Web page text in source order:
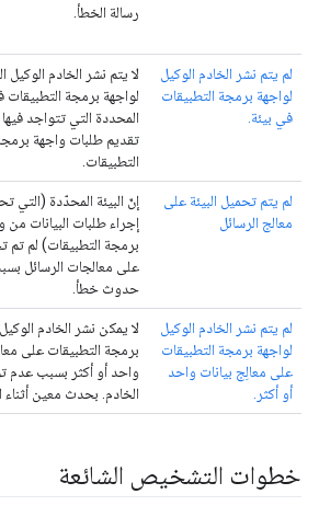
رسالة الخطأ.
لم يتم نشر الخادم الوكيل
لواجهة برمجة التطبيقات
في بيئة.
لا يتم نشر الخادم الوكيل
لواجهة برمجة التطبيقات
المحددة التي تتواجد
تقديم طلبات واجهة
التطبيقات.
لم يتم تحميل البيئة على
معالج الرسائل
إنّ البيئة المحدّدة (التي
إجراء طلبات البيانات من
برمجة التطبيقات) لم تم
على معالجات الرسائل
حدوث خطأ.
لم يتم نشر الخادم الوكيل
لواجهة برمجة التطبيقات
على معالِج بيانات واحد
أو أكثر.
لا يمكن نشر الخادم
برمجة التطبيقات على
واحد أو أكثر بسبب عدم
الخادم. بحدث معين أثناء
خطوات التشخيص الشائعة